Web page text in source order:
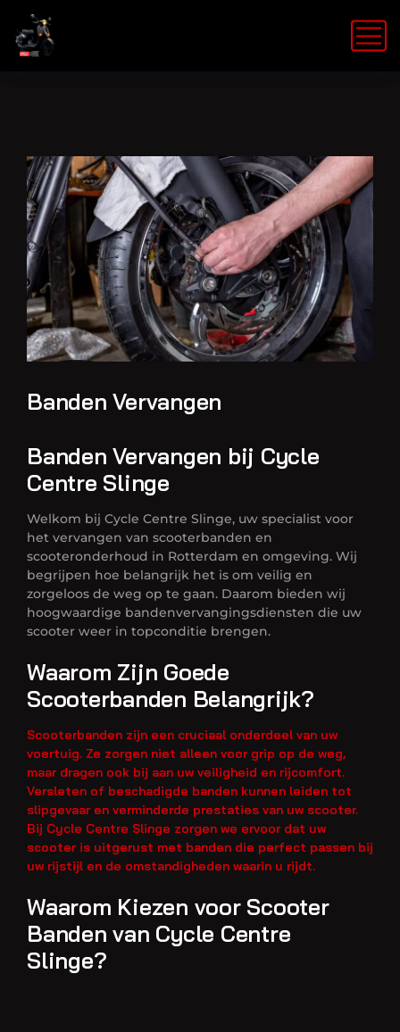
Banden Vervangen
Banden Vervangen bij Cycle
Centre Slinge
Welkom bij Cycle Centre Slinge, uw specialist voor
het vervangen van scooterbanden en
scooteronderhoud in Rotterdam en omgeving. Wij
begrijpen hoe belangrijk het is om veilig en
zorgeloos de weg op te gaan. Daarom bieden wij
hoogwaardige bandenvervangingsdiensten die uw
scooter weer in topconditie brengen.
Waarom Zijn Goede
Scooterbanden Belangrijk?
Scooterbanden zijn een cruciaal onderdeel van uw
voertuig. Ze zorgen niet alleen voor grip op de weg,
maar dragen ook bij aan uw veiligheid en rijcomfort.
Versleten of beschadigde banden kunnen leiden tot
slipgevaar en verminderde prestaties van uw scooter.
Bij Cycle Centre Slinge zorgen we ervoor dat uw
scooter is uitgerust met banden die perfect passen bij
uw rijstijl en de omstandigheden waarin u rijdt.
Waarom Kiezen voor Scooter
Banden van Cycle Centre
Slinge?